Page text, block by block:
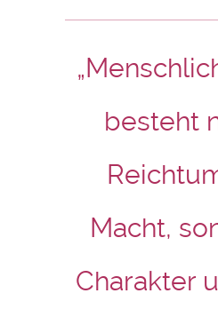
besteht
Macht,
Charakter